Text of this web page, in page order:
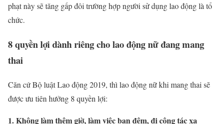
phạt này sẽ tăng gấp đôi trường hợp người sử dụng lao động là tổ
chức.
8 quyền lợi dành riêng cho lao động nữ đang mang
thai
Căn cứ Bộ luật Lao động 2019, thì lao động nữ khi mang thai sẽ
được ưu tiên hưởng 8 quyền lợi:
1. Không làm thêm giờ, làm việc ban đêm, đi công tác xa